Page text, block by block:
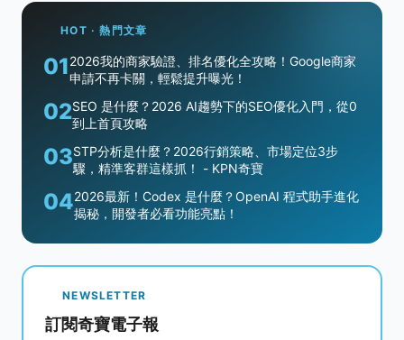
HOT · 熱門文章
012026我的商家驗證、排名優化全攻略！Google商家
申請不再卡關，輕鬆提升曝光！
02SEO 是什麼？2026 AI趨勢下的SEO優化入門，從0
到上首頁攻略
03STP分析是什麼？2026行銷策略、市場定位3步
驟，精準客群這樣抓！ - KPN奇寶
042026最新！Codex 是什麼？OpenAI 程式助手進化
揭秘，開發者必看功能亮點！
NEWSLETTER
訂閱奇寶電子報